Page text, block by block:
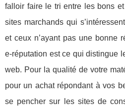
falloir faire le tri entre les bons
sites marchands qui
et ceux n’ayant pas une bonne
e-réputation est ce qui distingue
web. Pour la qualité de votre
pour un achat répondant à vos
se pencher sur les sites de